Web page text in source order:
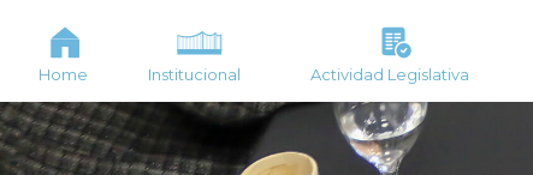
Home Institucional Actividad Legislativa